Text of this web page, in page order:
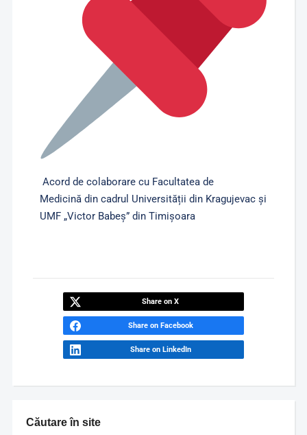
Căutare în site
Acord de colaborare cu Facultatea de
Medicină din cadrul Universității din Kragujevac și
UMF „Victor Babeș” din Timișoara
Share on X
Share on Facebook
Share on LinkedIn